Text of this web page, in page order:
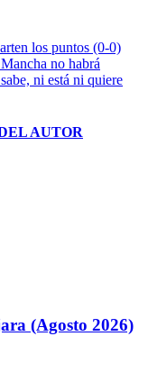
los puntos (0-0)
no habrá
ni está ni quiere
AUTOR
(Agosto 2026)